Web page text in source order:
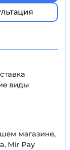
виды
магазине,
Mir Pay